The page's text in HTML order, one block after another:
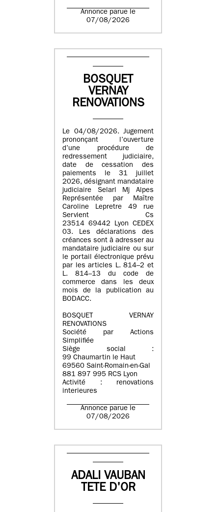
Annonce parue le
07/08/2026
BOSQUET
VERNAY
RENOVATIONS
Le 04/08/2026. Jugement
prononçant l’ouverture
d’une procédure de
redressement judiciaire,
date de cessation des
paiements le 31 juillet
2026, désignant mandataire
judiciaire Selarl Mj Alpes
Représentée par Maître
Caroline Lepretre 49 rue
Servient Cs
23514 69442 Lyon CEDEX
03. Les déclarations des
créances sont à adresser au
mandataire judiciaire ou sur
le portail électronique prévu
par les articles L. 814–2 et
L. 814–13 du code de
commerce dans les deux
mois de la publication au
BODACC.
BOSQUET VERNAY
RENOVATIONS
Société par Actions
Simplifiée
Siège social :
99 Chaumartin le Haut
69560 Saint-Romain-en-Gal
881 897 995 RCS Lyon
Activité : renovations
interieures
Annonce parue le
07/08/2026
ADALI VAUBAN
TETE D'OR